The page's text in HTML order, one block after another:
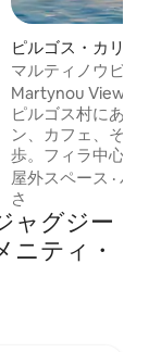
、5つ星中4.84つ
ピルゴス・カリス
ヴィラ
マルティノウビュ
Martynou View
ピルゴス村にある
ン、カフェ、その
歩。フィラ中心部
ら車でわずか10
す。この物件には
ム、ダブルベッド
マシン、テレビ
ドトラック、専
屋外スペース ·バ
さ
ャグジー
ニティ・